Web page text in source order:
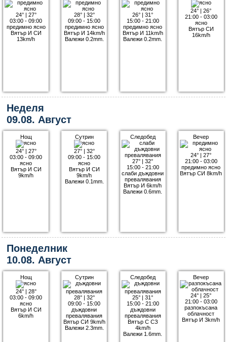
24°| 27°
03:00 - 09:00
предимно ясно
Вятър И СИ
13km/h
28°| 32°
09:00 - 15:00
предимно ясно
Вятър И 14km/h
Валежи 0.2mm.
26° |31°
15:00 - 21:00
предимно ясно
Вятър И 11km/h
Валежи 0.2mm.
24° |26°
21:00 - 03:00
ясно
Вятър СИ
16km/h
Неделя
09.08. Август
Нощ
24°| 27°
03:00 - 09:00
ясно
Вятър И СИ
9km/h
Сутрин
27°| 32°
09:00 - 15:00
ясно
Вятър И СИ
9km/h
Валежи 0.1mm.
Следобед
27° |32°
15:00 - 21:00
слаби дъждовни
превалявания
Вятър И 6km/h
Валежи 0.6mm.
Вечер
24° |27°
21:00 - 03:00
предимно ясно
Вятър СИ 8km/h
Понеделник
10.08. Август
Нощ
24°| 28°
03:00 - 09:00
ясно
Вятър И СИ
6km/h
Сутрин
28°| 32°
09:00 - 15:00
дъждовни
превалявания
Вятър СИ 9km/h
Валежи 2.3mm.
Следобед
25° |31°
15:00 - 21:00
дъждовни
превалявания
Вятър С СЗ
4km/h
Валежи 1.6mm.
Вечер
24° |25°
21:00 - 03:00
разпокъсана
облачност
Вятър И 3km/h